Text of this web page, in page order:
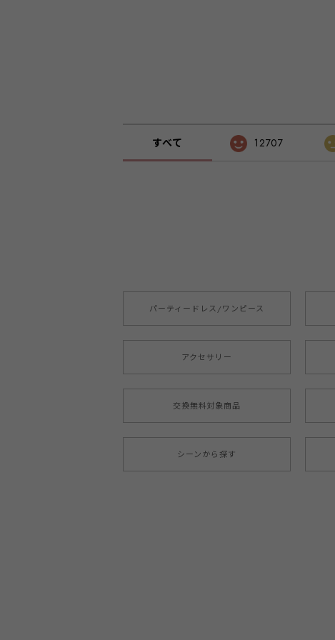
すべて 12707
パーティードレス/ワンピース
アクセサリー
交換無料対象商品
シーンから探す